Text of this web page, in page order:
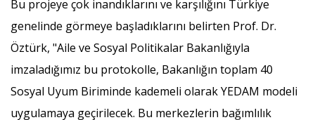
Bu projeye çok inandıklarını ve karşılığını Türkiye
genelinde görmeye başladıklarını belirten Prof. Dr.
Öztürk, "Aile ve Sosyal Politikalar Bakanlığıyla
imzaladığımız bu protokolle, Bakanlığın toplam 40
Sosyal Uyum Biriminde kademeli olarak YEDAM modeli
uygulamaya geçirilecek. Bu merkezlerin bağımlılık